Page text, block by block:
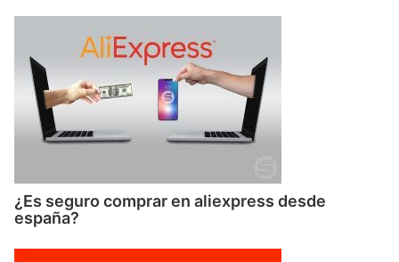
¿Es seguro comprar en aliexpress desde
españa?